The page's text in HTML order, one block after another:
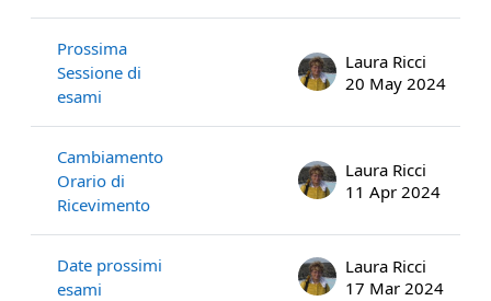
Prossima
Sessione di
esami
Laura Ricci
20 May 2024
Cambiamento
Orario di
Ricevimento
Laura Ricci
11 Apr 2024
Date prossimi
esami
Laura Ricci
17 Mar 2024